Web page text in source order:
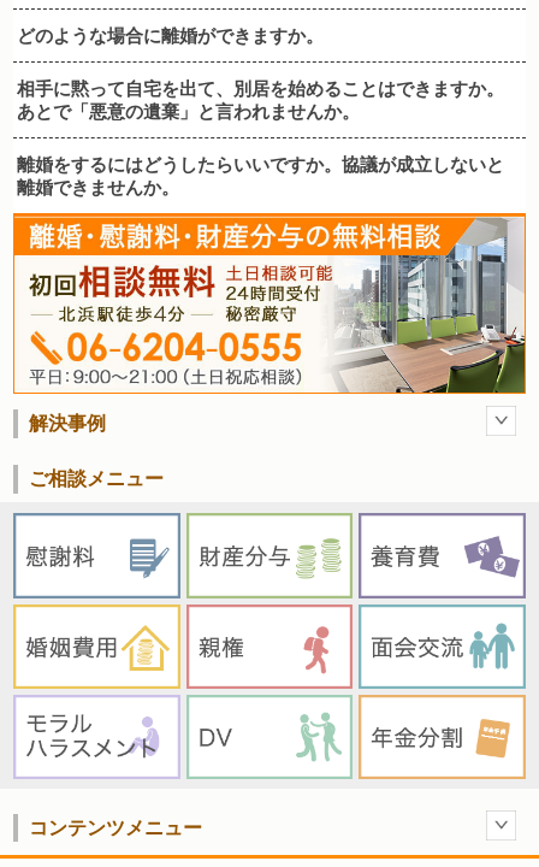
どのような場合に離婚ができますか。
相手に黙って自宅を出て、別居を始めることはできますか。
あとで「悪意の遺棄」と言われませんか。
離婚をするにはどうしたらいいですか。協議が成立しないと
離婚できませんか。
解決事例
ご相談メニュー
コンテンツメニュー